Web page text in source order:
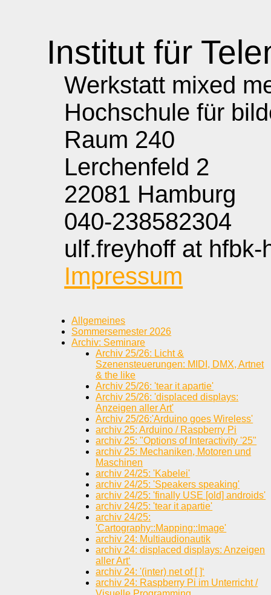
Institut für
Werkstatt mixed
Hochschule für
Raum 240
Lerchenfeld 2
22081 Hamburg
040-238582304
ulf.freyhoff at hfbk-
Impressum
Allgemeines
Sommersemester 2026
Archiv: Seminare
Archiv 25/26: Licht &
Szenensteuerungen: MIDI, DMX, Artnet
& the like
Archiv 25/26: 'tear it apartie'
Archiv 25/26: 'displaced displays:
Anzeigen aller Art'
Archiv 25/26:'Arduino goes Wireless'
archiv 25: Arduino / Raspberry Pi
archiv 25: "Options of Interactivity '25"
archiv 25: Mechaniken, Motoren und
Maschinen
archiv 24/25: 'Kabelei'
archiv 24/25: 'Speakers speaking'
archiv 24/25: 'finally USE [old] androids'
archiv 24/25: 'tear it apartie'
archiv 24/25:
'Cartography::Mapping::Image'
archiv 24: Multiaudionautik
archiv 24: displaced displays: Anzeigen
aller Art‘
archiv 24: '(inter) net of [ ]‘
archiv 24: Raspberry Pi im Unterricht /